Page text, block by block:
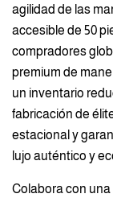
agilidad de las
accesible de 50
compradores
premium de
un inventario
fabricación de
estacional y
lujo auténtico y
Colabora con